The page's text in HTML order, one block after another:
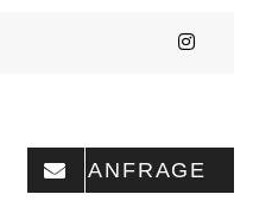
ANFRAGE